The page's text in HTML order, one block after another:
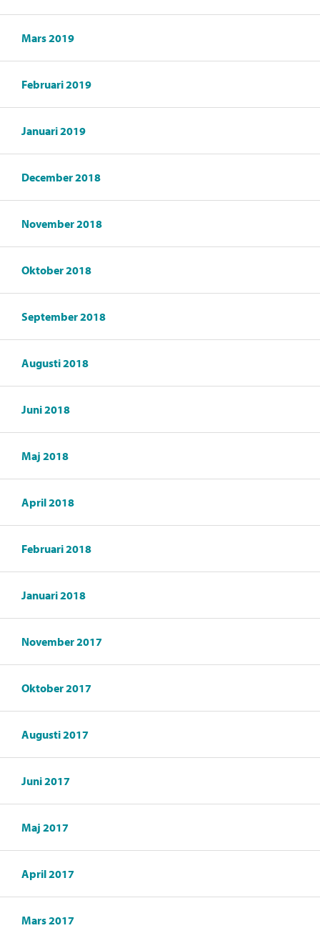
Mars 2019
Februari 2019
Januari 2019
December 2018
November 2018
Oktober 2018
September 2018
Augusti 2018
Juni 2018
Maj 2018
April 2018
Februari 2018
Januari 2018
November 2017
Oktober 2017
Augusti 2017
Juni 2017
Maj 2017
April 2017
Mars 2017